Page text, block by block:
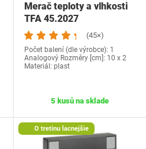
Merač teploty a vlhkosti
TFA 45.2027
(45×)
Počet balení (dle výrobce): 1
Analogový Rozměry [cm]: 10 x 2
Materiál: plast
5 kusů na sklade
O tretinu lacnejšie